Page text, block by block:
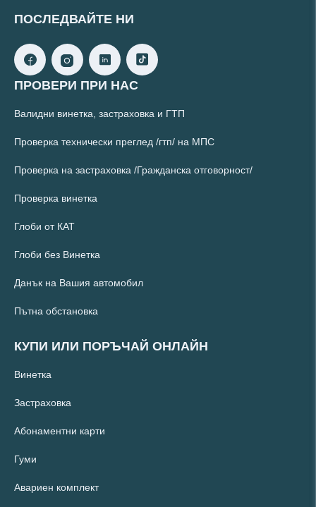
ПОСЛЕДВАЙТЕ НИ
ПРОВЕРИ ПРИ НАС
Валидни винетка, застраховка и ГТП
Проверка технически преглед /гтп/ на МПС
Проверка на застраховка /Гражданска отговорност/
Проверка винетка
Глоби от КАТ
Глоби без Винетка
Данък на Вашия автомобил
Пътна обстановка
КУПИ ИЛИ ПОРЪЧАЙ ОНЛАЙН
Винетка
Застраховка
Абонаментни карти
Гуми
Авариен комплект